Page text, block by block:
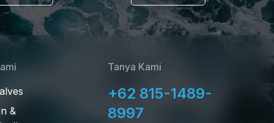
&
Tanya Kami
+62 815-1489-
8997